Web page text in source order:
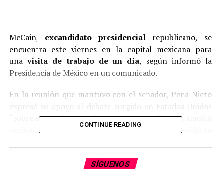
McCain, excandidato presidencial republicano, se
encuentra este viernes en la capital mexicana para
unavisita de trabajo de un día, según informó la
Presidencia de México en un comunicado.
En la reunión que mantuvo con el senador, Peña Nieto
expresó su apoyo al debate surgido en Estados Unidos
una reforma migratoria integral”en la nación
vecina y destacó “la determinación” del presidente
En Estados Unidos hay unosdoce millones de
CONTINUE READING
SÍGUENOS